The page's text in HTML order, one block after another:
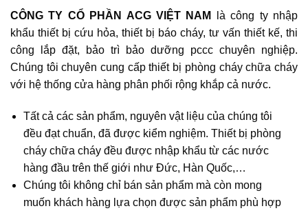
CÔNG TY CỔ PHẦN ACG VIỆT NAM
là công ty nhập
khẩu thiết bị cứu hỏa, thiết bị báo cháy, tư vấn thiết kế, thi
công lắp đặt, bảo trì bảo dưỡng pccc chuyên nghiệp.
Chúng tôi chuyên cung cấp thiết bị phòng cháy chữa cháy
với hệ thống cửa hàng phân phối rộng khắp cả nước.
Tất cả các sản phẩm, nguyên vật liệu của chúng tôi
đều đạt chuẩn, đã được kiểm nghiệm. Thiết bị phòng
cháy chữa cháy đều được nhập khẩu từ các nước
hàng đầu trên thế giới như Đức, Hàn Quốc,…
Chúng tôi không chỉ bán sản phẩm mà còn mong
muốn khách hàng lựa chọn được sản phẩm phù hợp